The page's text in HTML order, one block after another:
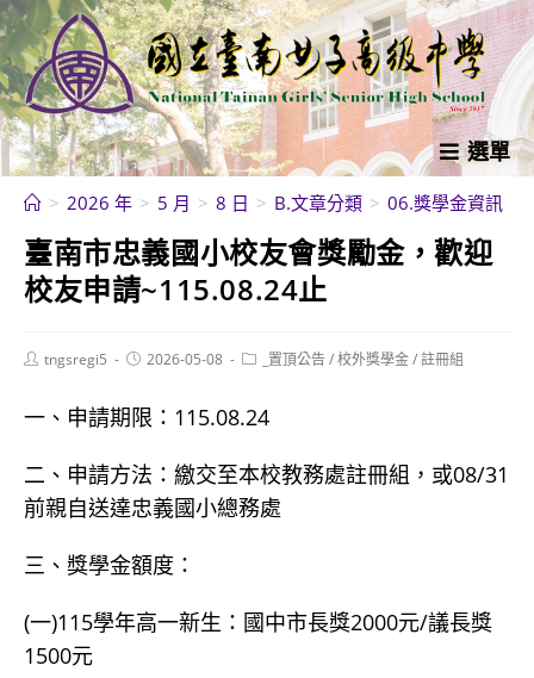
跳
轉
至
主
要
內
選單
> 2026 年 > 5 月 > 8 日 > B.文章分類 > 06.獎學金資訊
臺南市忠義國小校友會獎勵金，歡迎
校友申請~115.08.24止
Posttngsregi5
Post2026-05-08
Post _置頂公告/校外獎學金/註冊組
一、申請期限：115.08.24
二、申請方法：繳交至本校教務處註冊組，或08/31
前親自送達忠義國小總務處
三、獎學金額度：
(一)115學年高一新生：國中市長獎2000元/議長獎
1500元